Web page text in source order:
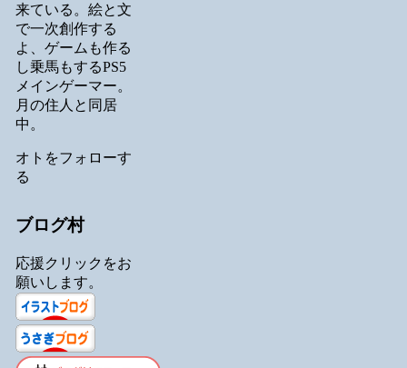
来ている。絵と文
で一次創作する
よ、ゲームも作る
し乗馬もするPS5
メインゲーマー。
月の住人と同居
中。
オトをフォローす
る
ブログ村
応援クリックをお
願いします。